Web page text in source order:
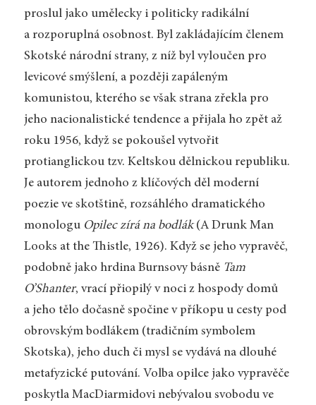
proslul jako umělecky i politicky radikální
a rozporuplná osobnost. Byl zakládajícím členem
Skotské národní strany, z níž byl vyloučen pro
levicové smýšlení, a později zapáleným
komunistou, kterého se však strana zřekla pro
jeho nacionalistické tendence a přijala ho zpět až
roku 1956, když se pokoušel vytvořit
protianglickou tzv. Keltskou dělnickou republiku.
Je autorem jednoho z klíčových děl moderní
poezie ve skotštině, rozsáhlého dramatického
monologu Opilec zírá na bodlák(A Drunk Man
Looks at the Thistle, 1926). Když se jeho vypravěč,
podobně jako hrdina Burnsovy básně Tam
O’Shanter, vrací přiopilý v noci z hospody domů
a jeho tělo dočasně spočine v příkopu u cesty pod
obrovským bodlákem (tradičním symbolem
Skotska), jeho duch či mysl se vydává na dlouhé
metafyzické putování. Volba opilce jako vypravěče
poskytla MacDiarmidovi nebývalou svobodu ve